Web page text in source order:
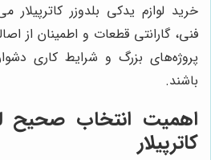
خرید لوازم یدکی بلدوزر کاترپیلار
فنی، گارانتی قطعات و اطمینان از
پروژه‌های بزرگ و شرایط کاری
باشند.
اهمیت انتخاب صحیح
کاترپیلار